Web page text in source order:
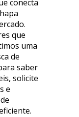
conecta
que
uma
de
saber
solicite
e